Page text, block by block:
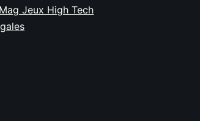
Jeux High Tech